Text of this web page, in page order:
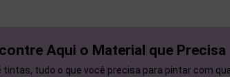
Aqui o Material que Precisa
tintas, tudo o que você precisa para pintar com